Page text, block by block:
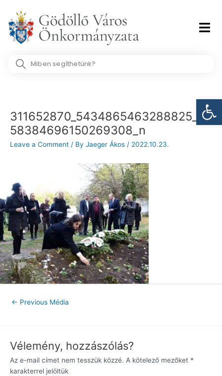
content
Search
311652870_5434865463288825_35
58384696150269308_n
Leave a Comment / By Jaeger Ákos / 2022.10.23.
← Previous Média
Vélemény, hozzászólás?
Az e-mail címet nem tesszük közzé. A kötelező mezőket *
karakterrel jelöltük